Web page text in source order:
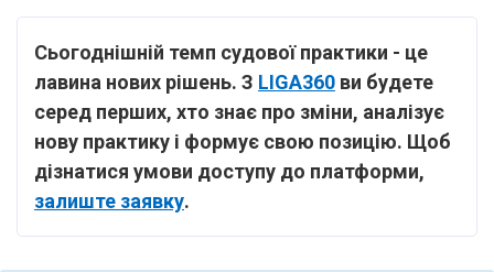
Сьогоднішній темп судової практики - це
лавина нових рішень. З LIGA360 ви будете
серед перших, хто знає про зміни, аналізує
нову практику і формує свою позицію. Щоб
дізнатися умови доступу до платформи,
залиште заявку.